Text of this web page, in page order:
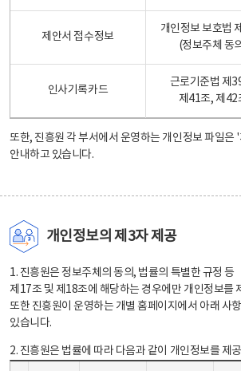
제안서 접수정보
개인정보 보호법
(정보주체 동
인사기록카드
근로기준법 제
제41조, 제42
또한, 진흥원 각 부서에서 운영하는 개인정보 파일은 '
안내하고 있습니다.
개인정보의 제3자 제공
1. 진흥원은 정보주체의 동의, 법률의 특별한 규정 등
제17조 및 제18조에 해당하는 경우에만 개인정보를
또한 진흥원이 운영하는 개별 홈페이지에서 아래 사
있습니다.
2. 진흥원은 법률에 따라 다음과 같이 개인정보를 제